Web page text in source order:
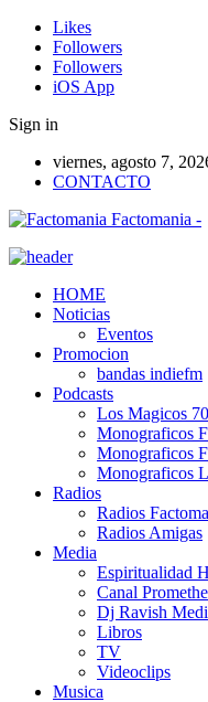
Likes
Followers
Followers
iOS App
Sign in
viernes, agosto 7,
CONTACTO
Factomania -
HOME
Noticias
Eventos
Promocion
bandas indiefm
Podcasts
Los Magicos 70
Monograficos
Monograficos
Monograficos
Radios
Radios
Radios Amigas
Media
Espiritualidad
Canal
Dj Ravish
Libros
TV
Videoclips
Musica